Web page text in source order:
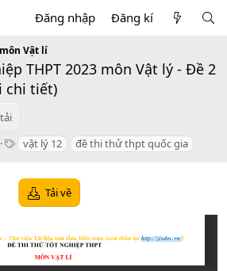
Đăng nhập Đăng kí
Vật lí
THPT 2023 môn Vật lý - Đề 2
chi tiết)
T
s
vật lý 12 đề thi thử thpt quốc gia
Tải về